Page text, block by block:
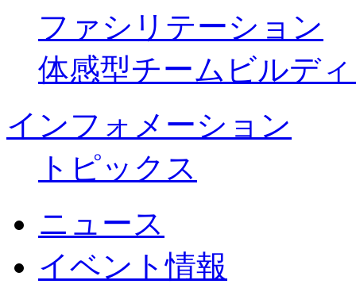
ファシリテーション
体感型チームビルデ
インフォメーション
トピックス
ニュース
イベント情報